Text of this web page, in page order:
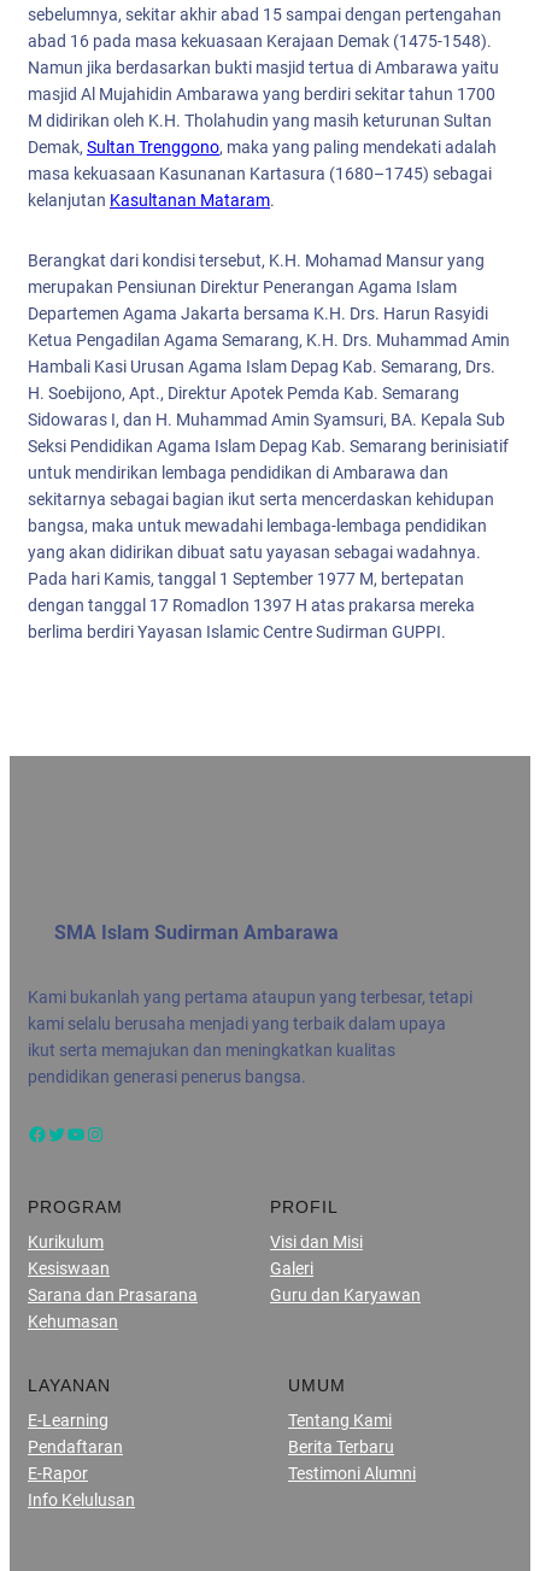
sebelumnya, sekitar akhir abad 15 sampai dengan pertengahan
abad 16 pada masa kekuasaan Kerajaan Demak (1475-1548).
Namun jika berdasarkan bukti masjid tertua di Ambarawa yaitu
masjid Al Mujahidin Ambarawa yang berdiri sekitar tahun 1700
M didirikan oleh K.H. Tholahudin yang masih keturunan Sultan
Demak, Sultan Trenggono, maka yang paling mendekati adalah
masa kekuasaan Kasunanan Kartasura (1680–1745) sebagai
kelanjutan Kasultanan Mataram.
Berangkat dari kondisi tersebut, K.H. Mohamad Mansur yang
merupakan Pensiunan Direktur Penerangan Agama Islam
Departemen Agama Jakarta bersama K.H. Drs. Harun Rasyidi
Ketua Pengadilan Agama Semarang, K.H. Drs. Muhammad Amin
Hambali Kasi Urusan Agama Islam Depag Kab. Semarang, Drs.
H. Soebijono, Apt., Direktur Apotek Pemda Kab. Semarang
Sidowaras I, dan H. Muhammad Amin Syamsuri, BA. Kepala Sub
Seksi Pendidikan Agama Islam Depag Kab. Semarang berinisiatif
untuk mendirikan lembaga pendidikan di Ambarawa dan
sekitarnya sebagai bagian ikut serta mencerdaskan kehidupan
bangsa, maka untuk mewadahi lembaga-lembaga pendidikan
yang akan didirikan dibuat satu yayasan sebagai wadahnya.
Pada hari Kamis, tanggal 1 September 1977 M, bertepatan
dengan tanggal 17 Romadlon 1397 H atas prakarsa mereka
berlima berdiri Yayasan Islamic Centre Sudirman GUPPI.
SMA Islam Sudirman Ambarawa
Kami bukanlah yang pertama ataupun yang terbesar, tetapi
kami selalu berusaha menjadi yang terbaik dalam upaya
ikut serta memajukan dan meningkatkan kualitas
pendidikan generasi penerus bangsa.
Facebook Twitter YouTube Instagram
PROGRAM
Kurikulum
Kesiswaan
Sarana dan Prasarana
Kehumasan
PROFIL
Visi dan Misi
Galeri
Guru dan Karyawan
LAYANAN
E-Learning
Pendaftaran
E-Rapor
Info Kelulusan
UMUM
Tentang Kami
Berita Terbaru
Testimoni Alumni